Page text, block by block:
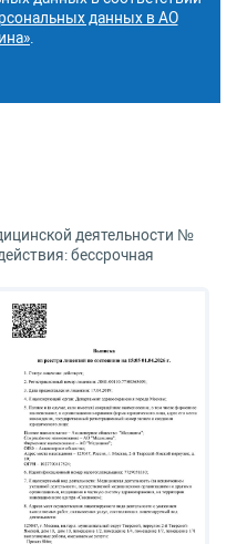
данных в АО
.
деятельности №
бессрочная